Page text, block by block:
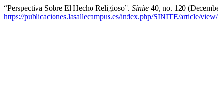
“Perspectiva Sobre El Hecho Religioso”. Sinite 40, no. 120
https://publicaciones.lasallecampus.es/index.php/SINITE/article/